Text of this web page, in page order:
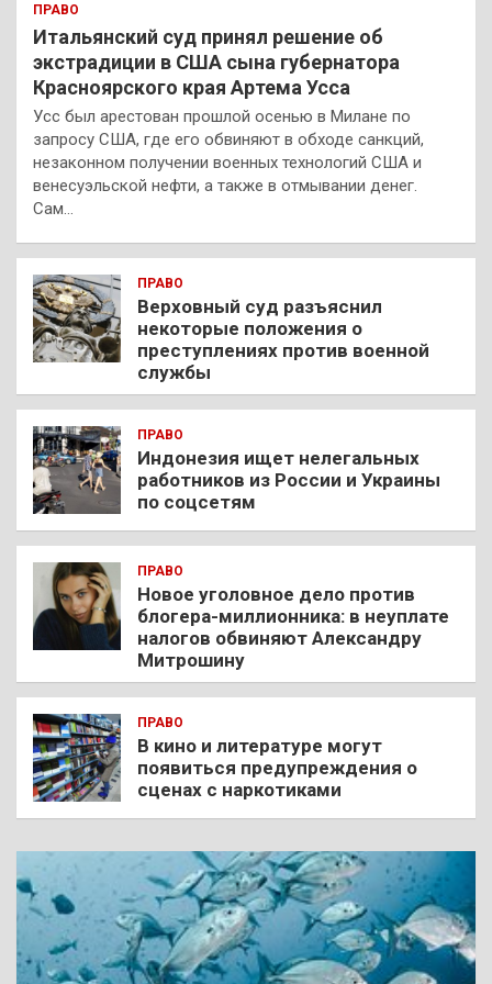
ПРАВО
Итальянский суд принял решение об
экстрадиции в США сына губернатора
Красноярского края Артема Усса
Усс был арестован прошлой осенью в Милане по
запросу США, где его обвиняют в обходе санкций,
незаконном получении военных технологий США и
венесуэльской нефти, а также в отмывании денег.
Сам…
ПРАВО
Верховный суд разъяснил
некоторые положения о
преступлениях против военной
службы
ПРАВО
Индонезия ищет нелегальных
работников из России и Украины
по соцсетям
ПРАВО
Новое уголовное дело против
блогера-миллионника: в неуплате
налогов обвиняют Александру
Митрошину
ПРАВО
В кино и литературе могут
появиться предупреждения о
сценах с наркотиками